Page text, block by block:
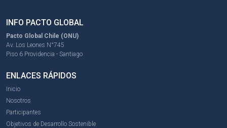
INFO PACTO GLOBAL
Pacto Global Chile (ONU)
Av. Los Leones N°745
Piso 6 Providencia - Santiago
ENLACES RÁPIDOS
Inicio
Nosotros
Participantes
Objetivos de Desarrollo Sostenible